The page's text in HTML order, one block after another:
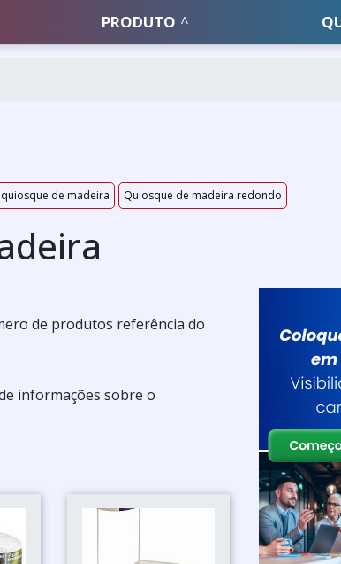
PRODUTO
de madeira Quiosque de madeira redondo
de produtos referência do
informações sobre o